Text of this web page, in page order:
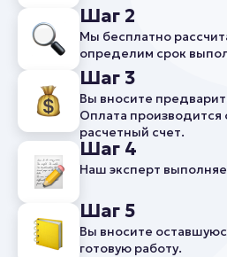
Шаг 2
Мы бесплатно
определим срок
Шаг 3
Вы вносите
Оплата производится
расчетный счет.
Шаг 4
Наш эксперт
Шаг 5
Вы вносите
готовую работу.